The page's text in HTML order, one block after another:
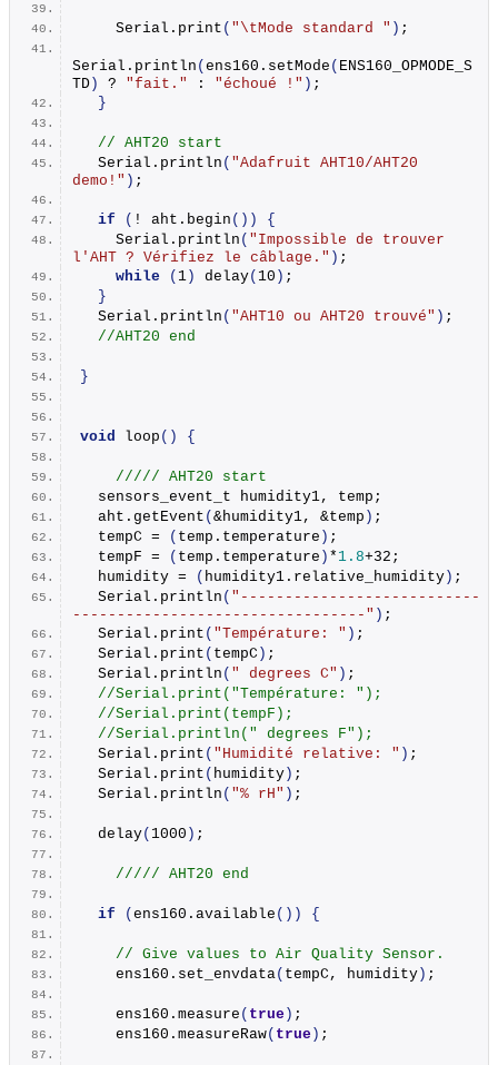
    Serial.
print ( "\tMode standard " ) ;
Serial. println ( ens160. setMode ( ENS160_OPMODE_S
TD ) ? "fait." : "échoué !" ) ;
}
// AHT20 start
  Serial.
println ( "Adafruit AHT10/AHT20
demo!" ) ;
if ( ! aht. begin ())
{
    Serial.
println ( "Impossible de trouver
l'AHT ? Vérifiez le câblage." ) ;
while
( 1 ) delay( 10 ) ;
}
  Serial.
println ( "AHT10 ou AHT20 trouvé" ) ;
//AHT20 end
}
void loop () {
///// AHT20 start
  sensors_event_t humidity1, temp;
  aht.
getEvent ( &humidity1, &temp ) ;
  tempC =
( temp. temperature ) ;
  tempF =
( temp. temperature ) * 1.8+32;
  humidity =
( humidity1. relative_humidity ) ;
  Serial.
println ( "---------------------------
---------------------------------" ) ;
  Serial.
print ( "Température: " ) ;
  Serial.
print ( tempC ) ;
  Serial.
println ( " degrees C" ) ;
//Serial.print("Température: ");
//Serial.print(tempF);
//Serial.println(" degrees F");
  Serial.
print ( "Humidité relative: " ) ;
  Serial.
print ( humidity ) ;
  Serial.
println ( "% rH" ) ;
delay( 1000 ) ;
///// AHT20 end
if ( ens160. available ()) {
// Give values to Air Quality Sensor.
    ens160.
set_envdata( tempC, humidity ) ;
    ens160.
measure ( true ) ;
    ens160.
measureRaw( true ) ;